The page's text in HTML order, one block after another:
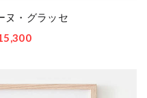
ヌ・グラッセ